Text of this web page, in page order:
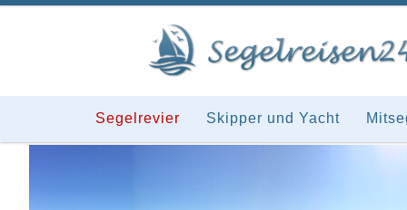
Segelrevier Skipper und Yacht